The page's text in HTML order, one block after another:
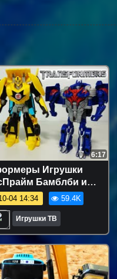
6:17
Игрушки
Бамблби и
Трансформируются
Десептикон
04 14:34 59.4K
Игрушки ТВ